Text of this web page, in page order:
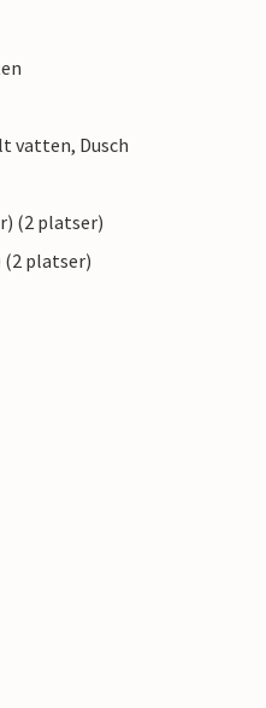
vatten, Dusch
(2 platser)
(2 platser)